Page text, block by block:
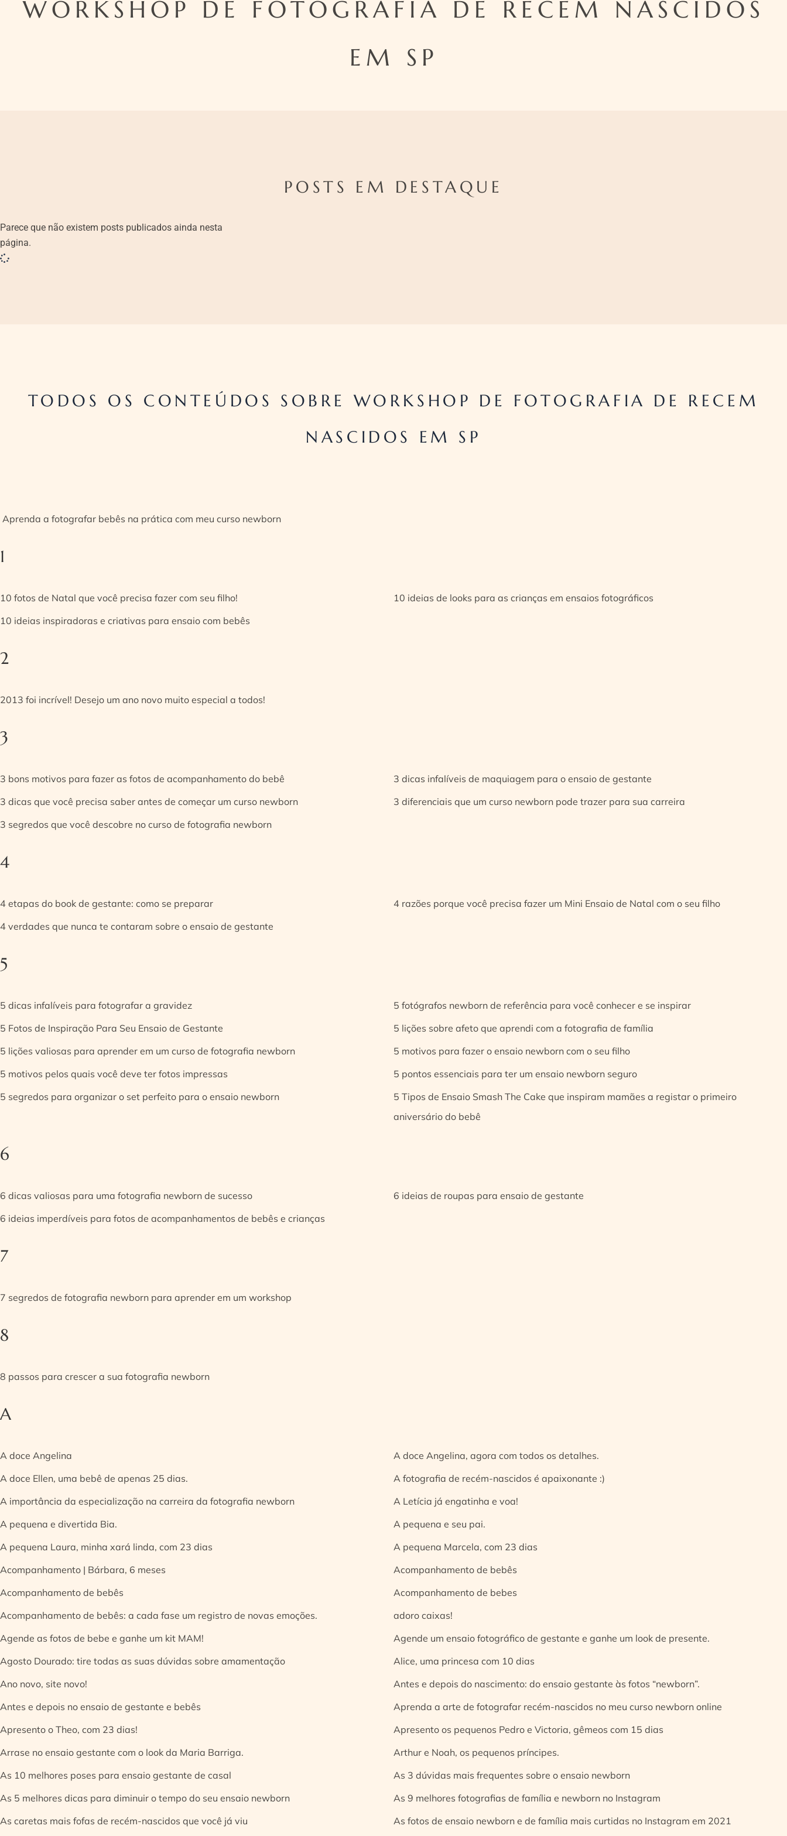
WORKSHOP DE FOTOGRAFIA DE RECEM NASCIDOS
EM SP
POSTS EM DESTAQUE
Parece que não existem posts publicados ainda nesta
página.
TODOS OS CONTEÚDOS SOBRE WORKSHOP DE FOTOGRAFIA DE RECEM
NASCIDOS EM SP
Aprenda a fotografar bebês na prática com meu curso newborn
1
10 fotos de Natal que você precisa fazer com seu filho!
10 ideias de looks para as crianças em ensaios fotográficos
10 ideias inspiradoras e criativas para ensaio com bebês
2
2013 foi incrível! Desejo um ano novo muito especial a todos!
3
3 bons motivos para fazer as fotos de acompanhamento do bebê
3 dicas infalíveis de maquiagem para o ensaio de gestante
3 dicas que você precisa saber antes de começar um curso newborn
3 diferenciais que um curso newborn pode trazer para sua carreira
3 segredos que você descobre no curso de fotografia newborn
4
4 etapas do book de gestante: como se preparar
4 razões porque você precisa fazer um Mini Ensaio de Natal com o seu filho
4 verdades que nunca te contaram sobre o ensaio de gestante
5
5 dicas infalíveis para fotografar a gravidez
5 fotógrafos newborn de referência para você conhecer e se inspirar
5 Fotos de Inspiração Para Seu Ensaio de Gestante
5 lições sobre afeto que aprendi com a fotografia de família
5 lições valiosas para aprender em um curso de fotografia newborn
5 motivos para fazer o ensaio newborn com o seu filho
5 motivos pelos quais você deve ter fotos impressas
5 pontos essenciais para ter um ensaio newborn seguro
5 segredos para organizar o set perfeito para o ensaio newborn
5 Tipos de Ensaio Smash The Cake que inspiram mamães a registar o primeiro
aniversário do bebê
6
6 dicas valiosas para uma fotografia newborn de sucesso
6 ideias de roupas para ensaio de gestante
6 ideias imperdíveis para fotos de acompanhamentos de bebês e crianças
7
7 segredos de fotografia newborn para aprender em um workshop
8
8 passos para crescer a sua fotografia newborn
A
A doce Angelina
A doce Angelina, agora com todos os detalhes.
A doce Ellen, uma bebê de apenas 25 dias.
A fotografia de recém-nascidos é apaixonante :)
A importância da especialização na carreira da fotografia newborn
A Letícia já engatinha e voa!
A pequena e divertida Bia.
A pequena e seu pai.
A pequena Laura, minha xará linda, com 23 dias
A pequena Marcela, com 23 dias
Acompanhamento | Bárbara, 6 meses
Acompanhamento de bebês
Acompanhamento de bebês
Acompanhamento de bebes
Acompanhamento de bebês: a cada fase um registro de novas emoções.
adoro caixas!
Agende as fotos de bebe e ganhe um kit MAM!
Agende um ensaio fotográfico de gestante e ganhe um look de presente.
Agosto Dourado: tire todas as suas dúvidas sobre amamentação
Alice, uma princesa com 10 dias
Ano novo, site novo!
Antes e depois do nascimento: do ensaio gestante às fotos “newborn”.
Antes e depois no ensaio de gestante e bebês
Aprenda a arte de fotografar recém-nascidos no meu curso newborn online
Apresento o Theo, com 23 dias!
Apresento os pequenos Pedro e Victoria, gêmeos com 15 dias
Arrase no ensaio gestante com o look da Maria Barriga.
Arthur e Noah, os pequenos príncipes.
As 10 melhores poses para ensaio gestante de casal
As 3 dúvidas mais frequentes sobre o ensaio newborn
As 5 melhores dicas para diminuir o tempo do seu ensaio newborn
As 9 melhores fotografias de família e newborn no Instagram
As caretas mais fofas de recém-nascidos que você já viu
As fotos de ensaio newborn e de família mais curtidas no Instagram em 2021